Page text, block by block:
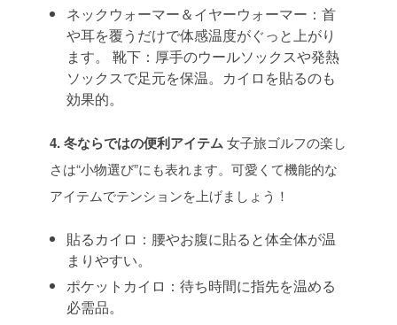
ネックウォーマー＆イヤーウォーマー：首
や耳を覆うだけで体感温度がぐっと上がり
ます。
靴下：厚手のウールソックスや発熱
ソックスで足元を保温。カイロを貼るのも
効果的。
4. 冬ならではの便利アイテム女子旅ゴルフの楽し
さは“小物選び”にも表れます。可愛くて機能的な
アイテムでテンションを上げましょう！
貼るカイロ：腰やお腹に貼ると体全体が温
まりやすい。
ポケットカイロ：待ち時間に指先を温める
必需品。